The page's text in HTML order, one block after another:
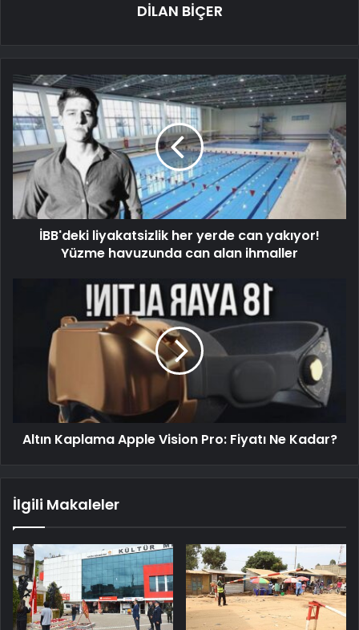
DİLAN BİÇER
İBB'deki liyakatsizlik her yerde can yakıyor!
Yüzme havuzunda can alan ihmaller
Altın Kaplama Apple Vision Pro: Fiyatı Ne Kadar?
İlgili Makaleler